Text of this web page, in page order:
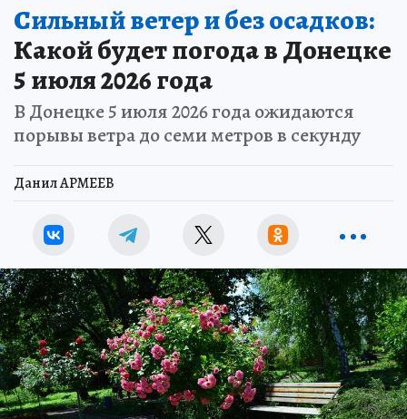
Сильный ветер и без осадков:
Какой будет погода в Донецке
5 июля 2026 года
В Донецке 5 июля 2026 года ожидаются
порывы ветра до семи метров в секунду
Данил АРМЕЕВ